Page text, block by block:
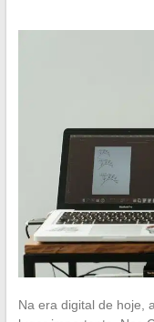
Na era digital de hoje,